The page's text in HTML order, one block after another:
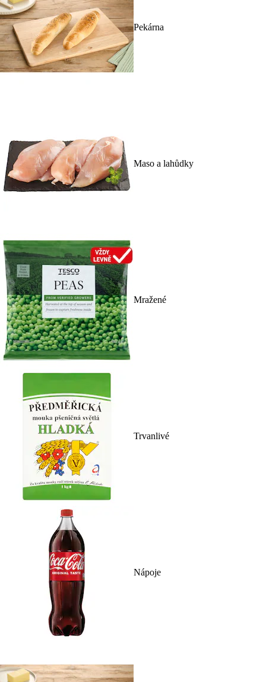
Pekárna
Maso a lahůdky
Mražené
Trvanlivé
Nápoje